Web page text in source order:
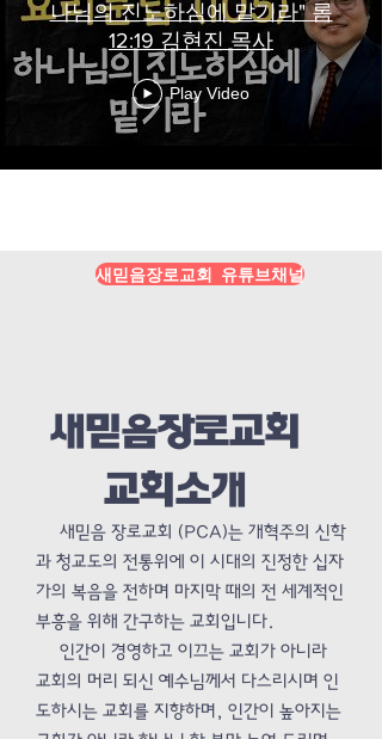
나님의 진노하심에 맡기라" 롬
12:19 김현진 목사
Play Video
새믿음장로교회 유튜브채널
새믿음 장로교회 (PCA)는 개혁주의 신학
과 청교도의 전통위에 이 시대의 진정한 십자
가의 복음을 전하며 마지막 때의 전 세계적인
부흥을 위해 간구하는 교회입니다.
인간이 경영하고 이끄는 교회가 아니라
교회의 머리 되신 예수님께서 다스리시며 인
도하시는 교회를 지향하며, 인간이 높아지는
새믿음장로교회
교회소개